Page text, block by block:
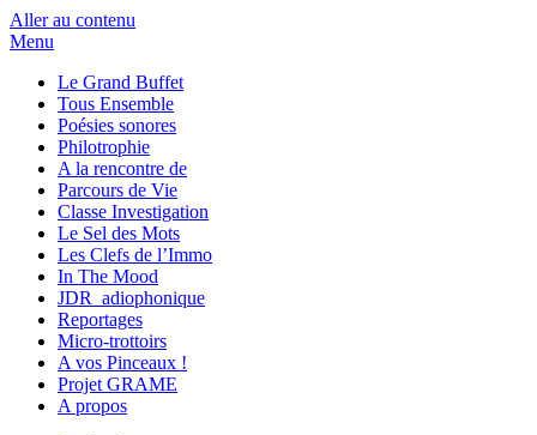
Aller au contenu
Menu
Le Grand Buffet
Tous Ensemble
Poésies sonores
Philotrophie
A la rencontre de
Parcours de Vie
Classe Investigation
Le Sel des Mots
Les Clefs de l’Immo
In The Mood
JDR_adiophonique
Reportages
Micro-trottoirs
A vos Pinceaux !
Projet GRAME
A propos